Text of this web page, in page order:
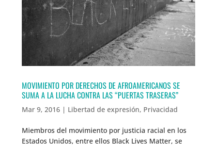
MOVIMIENTO POR DERECHOS DE AFROAMERICANOS SE
SUMA A LA LUCHA CONTRA LAS “PUERTAS TRASERAS”
Mar 9, 2016| Libertad de expresión, Privacidad
Miembros del movimiento por justicia racial en los
Estados Unidos, entre ellos Black Lives Matter, se